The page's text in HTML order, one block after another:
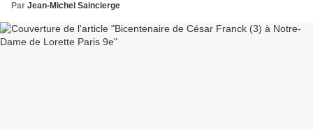
Par Jean-Michel Saincierge